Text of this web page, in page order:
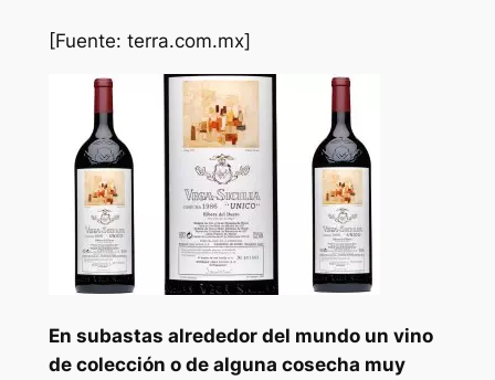
[Fuente: terra.com.mx]
En subastas alrededor del mundo un vino
de colección o de alguna cosecha muy